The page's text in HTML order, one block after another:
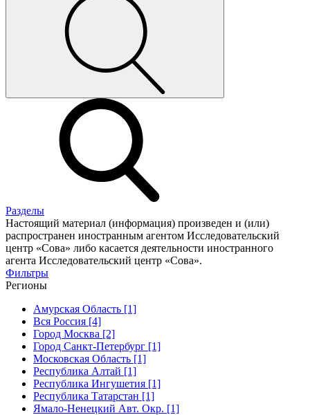
Разделы
Настоящий материал (информация) произведен и (или)
распространен иностранным агентом Исследовательский
центр «Сова» либо касается деятельности иностранного
агента Исследовательский центр «Сова».
Фильтры
Регионы
Амурская Область [1]
Вся Россия [4]
Город Москва [2]
Город Санкт-Петербург [1]
Московская Область [1]
Республика Алтай [1]
Республика Ингушетия [1]
Республика Татарстан [1]
Ямало-Ненецкий Авт. Окр. [1]